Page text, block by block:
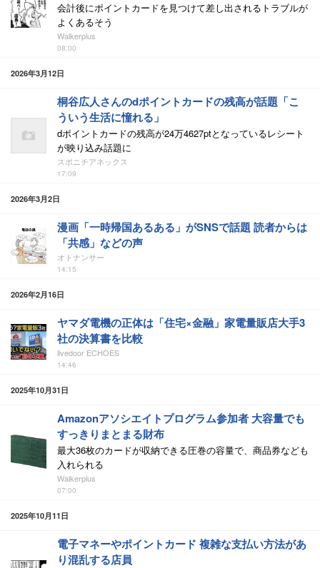
会計後にポイントカードを見つけて差し出されるトラブルが
よくあるそう
Walkerplus
08:00
2026年3月12日
桐谷広人さんのdポイントカードの残高が話題「こ
ういう生活に憧れる」
dポイントカードの残高が24万4627ptとなっているレシート
が映り込み話題に
スポニチアネックス
17:09
2026年3月2日
漫画「一時帰国あるある」がSNSで話題 読者からは
「共感」などの声
オトナンサー
14:15
2026年2月16日
ヤマダ電機の正体は「住宅×金融」家電量販店大手3
社の決算書を比較
livedoor ECHOES
14:46
2025年10月31日
Amazonアソシエイトプログラム参加者 大容量でも
すっきりまとまる財布
最大36枚のカードが収納できる圧巻の容量で、商品券なども
入れられる
Walkerplus
07:00
2025年10月11日
電子マネーやポイントカード 複雑な支払い方法があ
り混乱する店員